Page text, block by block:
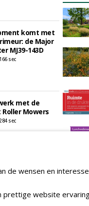
komt met
de Major
MJ39-143D
166 sec
met de
Mowers
sec
de wensen en
prettige website